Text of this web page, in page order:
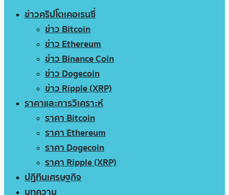
ข่าวคริปโตเคอเรนซี่
ข่าว Bitcoin
ข่าว Ethereum
ข่าว Binance Coin
ข่าว Dogecoin
ข่าว Ripple (XRP)
ราคาและการวิเคราะห์
ราคา Bitcoin
ราคา Ethereum
ราคา Dogecoin
ราคา Ripple (XRP)
ปฏิทินเศรษฐกิจ